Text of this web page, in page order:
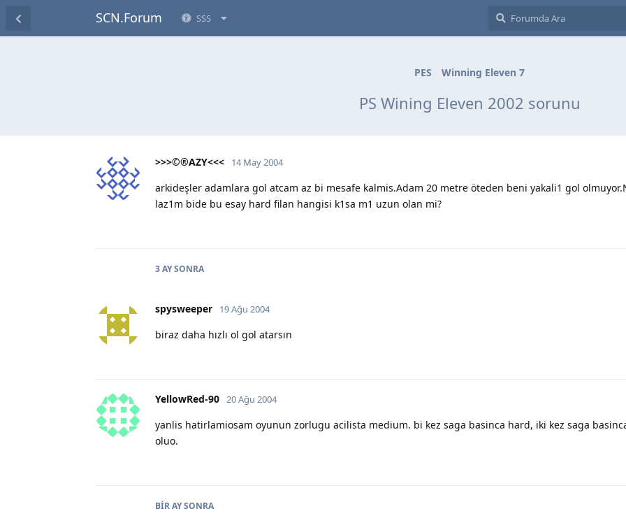
SCN.Forum SSS
PES Winning Eleven 7
PS Wining Eleven 2002 sorunu
>>>©®AZY<<< 14 May 2004
arkideşler adamlara gol atcam az bi mesafe kalmis.Adam 20 metre öteden beni yakali1 gol
laz1m bide bu esay hard filan hangisi k1sa m1 uzun olan mi?
3 AYSONRA
spysweeper 19 Ağu 2004
biraz daha hızlı ol gol atarsın
YellowRed-90 20 Ağu 2004
yanlis hatirlamiosam oyunun zorlugu acilista medium. bi kez saga basinca hard, iki kez saga
oluo.
BIR AYSONRA